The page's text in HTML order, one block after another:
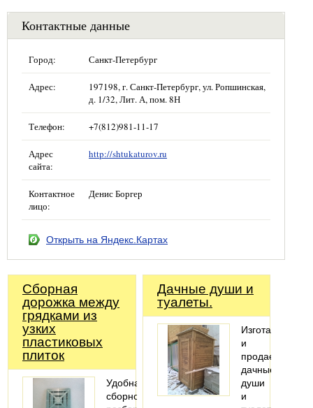
Контактные данные
Город: Санкт-Петербург
Адрес:
197198, г. Санкт-Петербург, ул. Ропшинская,
д. 1/32, Лит. А, пом. 8Н
Телефон: +7(812)981-11-17
Адрес
сайта:
http://shtukaturov.ru
Контактное
лицо:
Денис Боргер
Открыть на Яндекс.Картах
Сборная
дорожка между
грядками из
узких
пластиковых
плиток
Удобная
сборно-
Дачные души и
туалеты.
Изготавливаем
и
продаем
дачные
души
и